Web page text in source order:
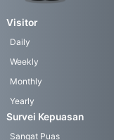
Visitor
Daily
Weekly
Monthly
Yearly
Survei Kepuasan
Sangat Puas